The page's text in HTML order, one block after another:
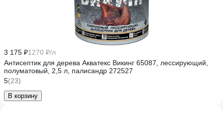
3 175 ₽1270 ₽/л
Антисептик для дерева Акватекс Викинг 65087, лессирующий,
полуматовый, 2,5 л, палисандр 272527
5(23)
В корзину